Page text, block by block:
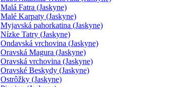
Malá Fatra (Jaskyne)
Malé Karpaty (Jaskyne)
Myjavská pahorkatina (Jaskyne)
Nízke Tatry (Jaskyne)
Ondavská vrchovina (Jaskyne)
Oravská Magura (Jaskyne)
Oravská vrchovina (Jaskyne)
Oravské Beskydy (Jaskyne)
Ostrôžky (Jaskyne)